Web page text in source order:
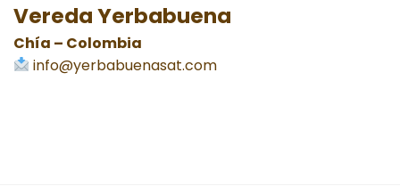
Vereda Yerbabuena
Chía – Colombia
info@yerbabuenasat.com